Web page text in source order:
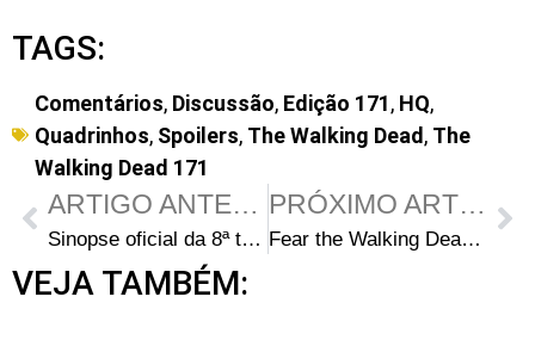
TAGS:
Comentários, Discussão, Edição 171, HQ,
Quadrinhos, Spoilers, The Walking Dead, The
Walking Dead 171
ARTIGO ANTERIOR
Sinopse oficial da 8ª temporada de The Walking Dead
PRÓXIMO ARTIGO
Fear the Walking Dead 3ª Temporada: Perguntas e Respostas com Frank Dillane (Nick)
VEJA TAMBÉM: